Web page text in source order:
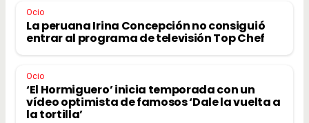
Ocio
La peruana Irina Concepción no consiguió
entrar al programa de televisión Top Chef
Ocio
‘El Hormiguero’ inicia temporada con un
vídeo optimista de famosos ‘Dale la vuelta a
la tortilla’